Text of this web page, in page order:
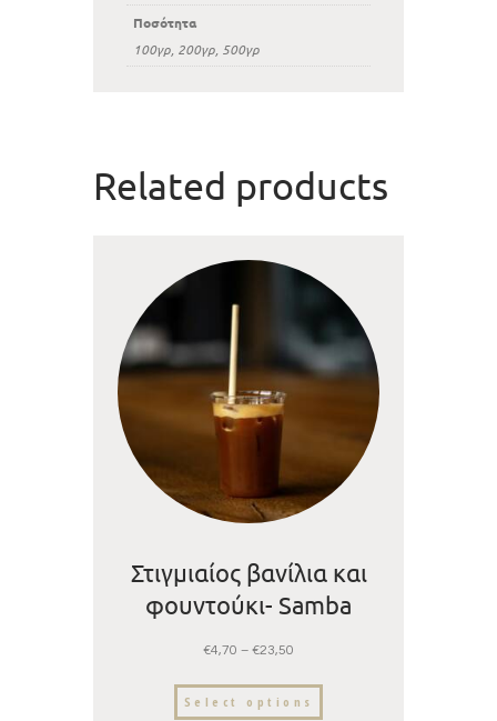
Ποσότητα
100γρ, 200γρ, 500γρ
Related products
Στιγμιαίος βανίλια και
φουντούκι- Samba
€4,70 – €23,50
Select options